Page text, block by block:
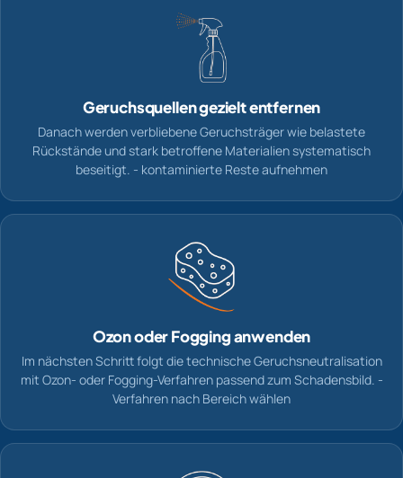
Geruchsquellen gezielt entfernen
Danach werden verbliebene Geruchsträger wie belastete
Rückstände und stark betroffene Materialien systematisch
beseitigt. - kontaminierte Reste aufnehmen
Ozon oder Fogging anwenden
Im nächsten Schritt folgt die technische Geruchsneutralisation
mit Ozon- oder Fogging-Verfahren passend zum Schadensbild. -
Verfahren nach Bereich wählen